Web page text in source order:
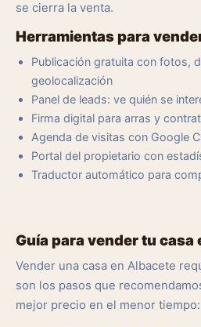
se cierra la venta.
Herramientas para
Publicación gratuita con fotos,
geolocalización
Panel de leads: ve quién se
Firma digital para arras y
Agenda de visitas con Google
Portal del propietario con
Traductor automático para
Guía para vender tu casa
Vender una casa en Albacete
son los pasos que
mejor precio en el menor tiempo: